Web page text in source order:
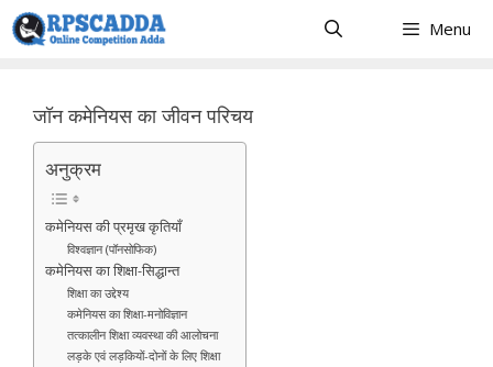
Skip
to
Menu
जॉन कमेनियस का जीवन परिचय
अनुक्रम
कमेनियस की प्रमृख कृतियाँ
विश्वज्ञान (पॉनसोफिक)
कमेनियस का शिक्षा-सिद्धान्त
शिक्षा का उद्देश्य
कमेनियस का शिक्षा-मनोविज्ञान
तत्कालीन शिक्षा व्यवस्था की आलोचना
लड़के एवं लड़कियों-दोनों के लिए शिक्षा